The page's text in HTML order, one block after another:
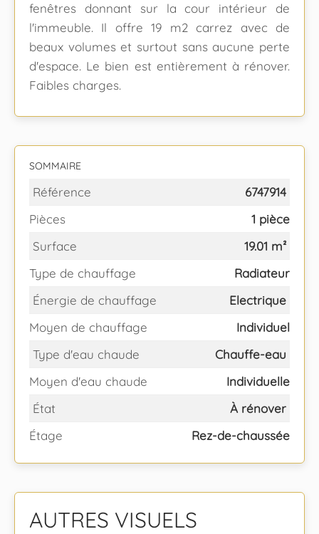
fenêtres donnant sur la cour intérieur de
l'immeuble. Il offre 19 m2 carrez avec de
beaux volumes et surtout sans aucune perte
d'espace. Le bien est entièrement à rénover.
Faibles charges.
SOMMAIRE
Référence
6747914
Pièces
1 pièce
Surface
19.01 m²
Type de chauffage
Radiateur
Énergie de chauffage
Electrique
Moyen de chauffage
Individuel
Type d'eau chaude
Chauffe-eau
Moyen d'eau chaude
Individuelle
État
À rénover
Étage
Rez-de-chaussée
AUTRES VISUELS